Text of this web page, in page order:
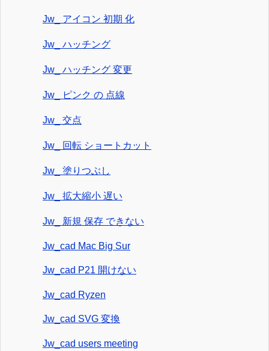
Jw_ アイコン 初期 化
Jw_ ハッチング
Jw_ ハッチング 変更
Jw_ ピンク の 点線
Jw_ 交点
Jw_ 回転 ショートカット
Jw_ 塗りつぶし
Jw_ 拡大縮小 遅い
Jw_ 新規 保存 できない
Jw_cad Mac Big Sur
Jw_cad P21 開けない
Jw_cad Ryzen
Jw_cad SVG 変換
Jw_cad users meeting